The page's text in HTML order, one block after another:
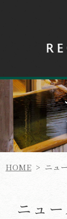
HOME > ニュ
ニュ